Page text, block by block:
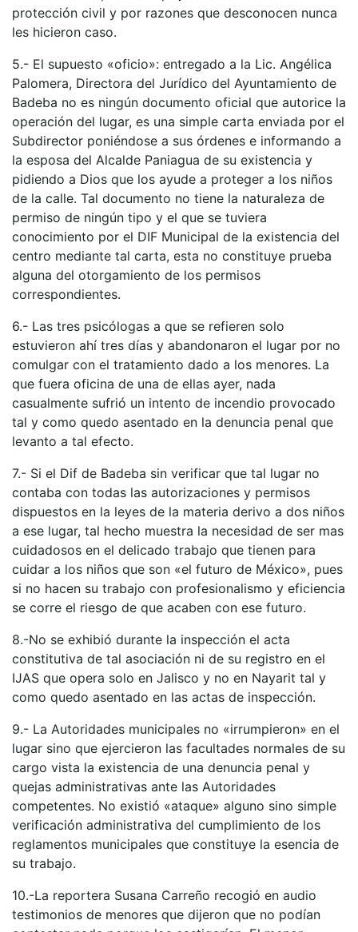
protección civil y por razones que desconocen nunca
les hicieron caso.
5.- El supuesto «oficio»: entregado a la Lic. Angélica
Palomera, Directora del Jurídico del Ayuntamiento de
Badeba no es ningún documento oficial que autorice la
operación del lugar, es una simple carta enviada por el
Subdirector poniéndose a sus órdenes e informando a
la esposa del Alcalde Paniagua de su existencia y
pidiendo a Dios que los ayude a proteger a los niños
de la calle. Tal documento no tiene la naturaleza de
permiso de ningún tipo y el que se tuviera
conocimiento por el DIF Municipal de la existencia del
centro mediante tal carta, esta no constituye prueba
alguna del otorgamiento de los permisos
correspondientes.
6.- Las tres psicólogas a que se refieren solo
estuvieron ahí tres días y abandonaron el lugar por no
comulgar con el tratamiento dado a los menores. La
que fuera oficina de una de ellas ayer, nada
casualmente sufrió un intento de incendio provocado
tal y como quedo asentado en la denuncia penal que
levanto a tal efecto.
7.- Si el Dif de Badeba sin verificar que tal lugar no
contaba con todas las autorizaciones y permisos
dispuestos en la leyes de la materia derivo a dos niños
a ese lugar, tal hecho muestra la necesidad de ser mas
cuidadosos en el delicado trabajo que tienen para
cuidar a los niños que son «el futuro de México», pues
si no hacen su trabajo con profesionalismo y eficiencia
se corre el riesgo de que acaben con ese futuro.
8.-No se exhibió durante la inspección el acta
constitutiva de tal asociación ni de su registro en el
IJAS que opera solo en Jalisco y no en Nayarit tal y
como quedo asentado en las actas de inspección.
9.- La Autoridades municipales no «irrumpieron» en el
lugar sino que ejercieron las facultades normales de su
cargo vista la existencia de una denuncia penal y
quejas administrativas ante las Autoridades
competentes. No existió «ataque» alguno sino simple
verificación administrativa del cumplimiento de los
reglamentos municipales que constituye la esencia de
su trabajo.
10.-La reportera Susana Carreño recogió en audio
testimonios de menores que dijeron que no podían